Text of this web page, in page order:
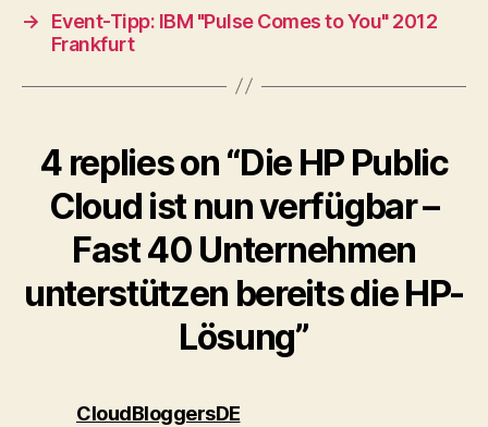
→
Event-Tipp: IBM "Pulse Comes to You" 2012
Frankfurt
4 replies on “Die HP Public
Cloud ist nun verfügbar –
Fast 40 Unternehmen
unterstützen bereits die HP-
Lösung”
CloudBloggersDEsays: